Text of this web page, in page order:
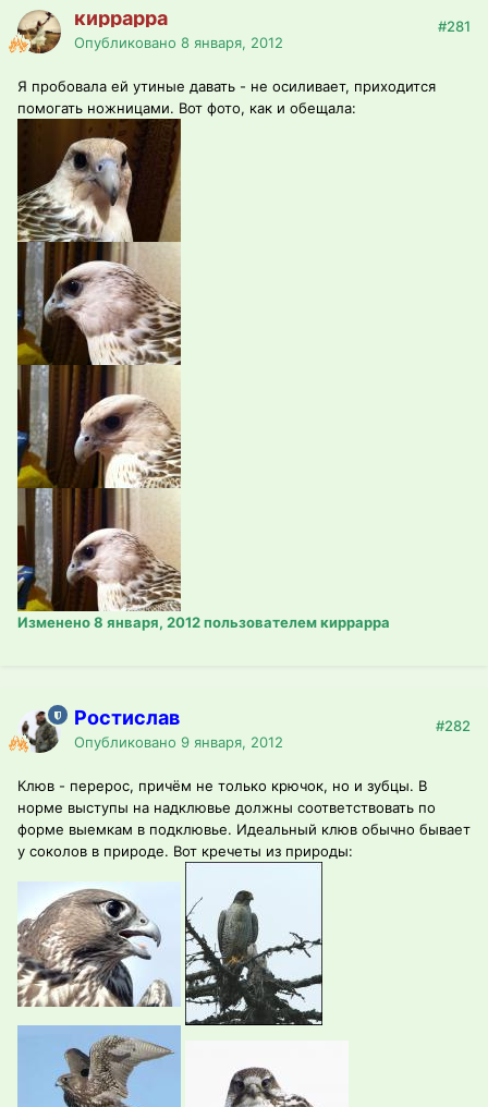
киррарра
Опубликовано 8 января, 2012
#281
Я пробовала ей утиные давать - не осиливает, приходится
помогать ножницами. Вот фото, как и обещала:
Изменено8 января, 2012пользователем киррарра
Ростислав
Опубликовано 9 января, 2012
#282
Клюв - перерос, причём не только крючок, но и зубцы. В
норме выступы на надклювье должны соответствовать по
форме выемкам в подклювье. Идеальный клюв обычно бывает
у соколов в природе. Вот кречеты из природы: